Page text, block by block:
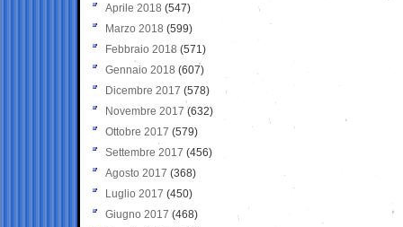
Aprile 2018 (547)
Marzo 2018 (599)
Febbraio 2018 (571)
Gennaio 2018 (607)
Dicembre 2017 (578)
Novembre 2017 (632)
Ottobre 2017 (579)
Settembre 2017 (456)
Agosto 2017 (368)
Luglio 2017 (450)
Giugno 2017 (468)